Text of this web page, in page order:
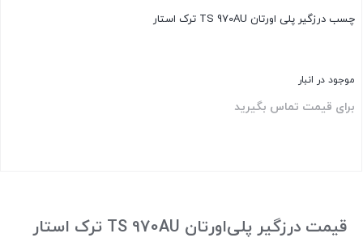
چسب درزگیر پلی اورتان TS 970AU ترک استار
موجود در انبار
برای قیمت تماس بگیرید
قیمت درزگیر پلی‌اورتان TS 970AU ترک استار